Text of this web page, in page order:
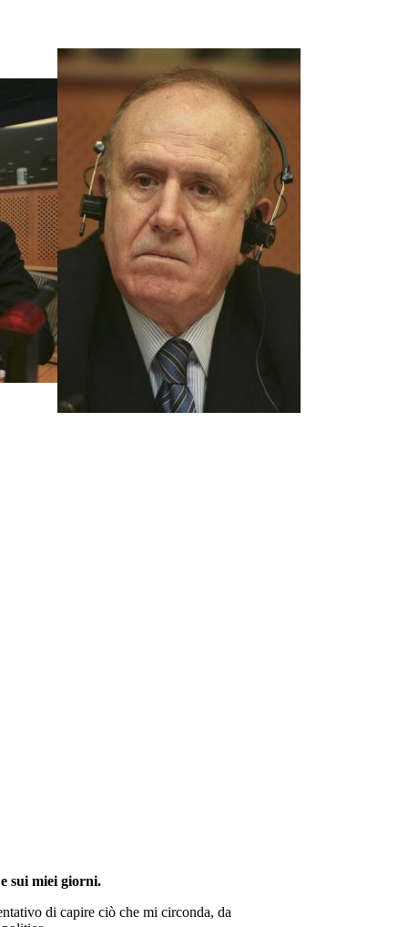
sui miei giorni.
di capire ciò che mi circonda, da